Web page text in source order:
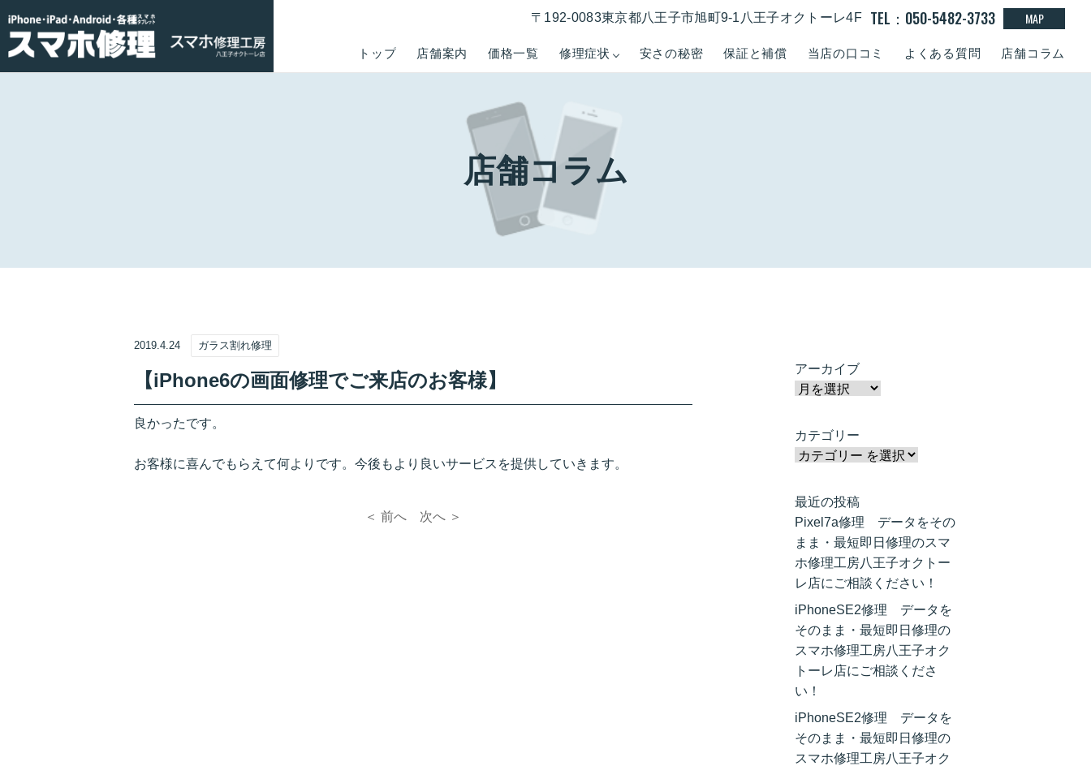
トップ 店舗案内 価格一覧 修理症状 安さの秘密 保証と補償 当店の口コミ よくある質問 店舗コラム
〒192-0083東京都八王子市旭町9-1八王子オクトーレ4F TEL：050-5482-3733 MAP
店舗コラム
2019.4.24 ガラス割れ修理
【iPhone6の画面修理でご来店のお客様】
良かったです。
お客様に喜んでもらえて何よりです。今後もより良いサービスを提供していきます。
＜ 前へ 次へ ＞
アーカイブ
カテゴリー
最近の投稿
Pixel7a修理 データをその
まま・最短即日修理のスマ
ホ修理工房八王子オクトー
レ店にご相談ください！
iPhoneSE2修理 データを
そのまま・最短即日修理の
スマホ修理工房八王子オク
トーレ店にご相談くださ
い！
iPhoneSE2修理 データを
そのまま・最短即日修理の
スマホ修理工房八王子オク